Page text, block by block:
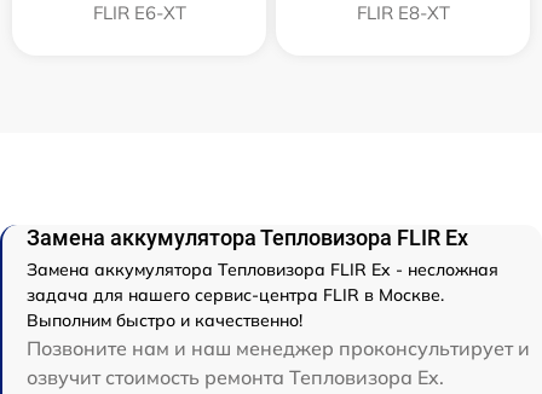
FLIR E6-XT FLIR E8-XT
Замена аккумулятора Тепловизора FLIR Ex
Замена аккумулятора Тепловизора FLIR Ex - несложная
задача для нашего сервис-центра FLIR в Москве.
Выполним быстро и качественно!
Позвоните нам и наш менеджер проконсультирует и
озвучит стоимость ремонта Тепловизора Ex.